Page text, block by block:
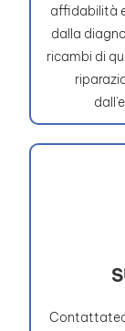
affidabilità
dalla
ricambi di